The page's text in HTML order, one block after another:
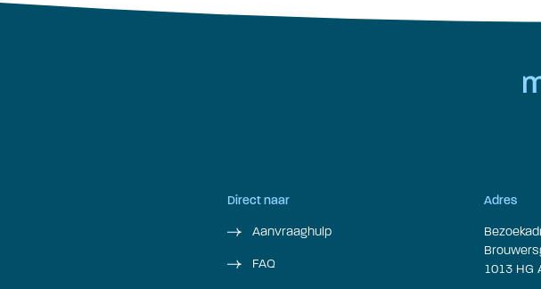
Direct naar
Aanvraaghulp
FAQ
Adres
1013 HG